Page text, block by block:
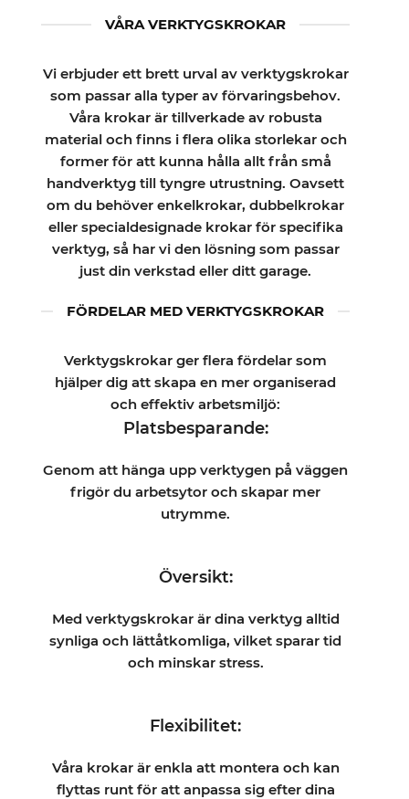
VÅRA VERKTYGSKROKAR
Vi erbjuder ett brett urval av verktygskrokar
som passar alla typer av förvaringsbehov.
Våra krokar är tillverkade av robusta
material och finns i flera olika storlekar och
former för att kunna hålla allt från små
handverktyg till tyngre utrustning. Oavsett
om du behöver enkelkrokar, dubbelkrokar
eller specialdesignade krokar för specifika
verktyg, så har vi den lösning som passar
just din verkstad eller ditt garage.
FÖRDELAR MED VERKTYGSKROKAR
Verktygskrokar ger flera fördelar som
hjälper dig att skapa en mer organiserad
och effektiv arbetsmiljö:
Platsbesparande:
Genom att hänga upp verktygen på väggen
frigör du arbetsytor och skapar mer
utrymme.
Översikt:
Med verktygskrokar är dina verktyg alltid
synliga och lättåtkomliga, vilket sparar tid
och minskar stress.
Flexibilitet:
Våra krokar är enkla att montera och kan
flyttas runt för att anpassa sig efter dina